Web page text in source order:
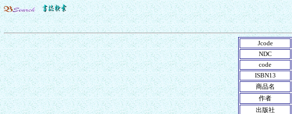
Jcode
NDC
code
ISBN13
商品名
作者
出版社